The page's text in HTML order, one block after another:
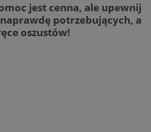
jest cenna, ale upewnij
potrzebujących, a
oszustów!